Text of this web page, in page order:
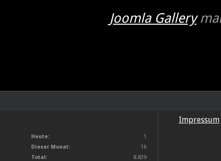
Joomla Gallery
Heute:
1
Dieser Monat:
16
Total:
8.839
Impressum